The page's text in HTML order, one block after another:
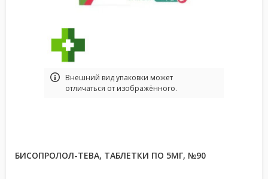
Bнешний вид упаковки может
отличаться от изображённого.
БИСОПРОЛОЛ-ТЕВА, ТАБЛЕТКИ ПО 5МГ, №90